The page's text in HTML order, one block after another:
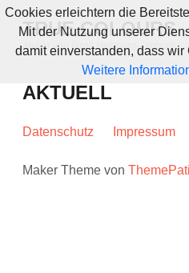
Zum
Inhalt
springen
TRUE COLOURS
Atelier von Birgit Herzberg-Jochum.
AKTUELL
Datenschutz Impressum
Maker Theme von
Cookies erleichtern die
Mit der Nutzung unserer
damit einverstanden, dass
Weitere